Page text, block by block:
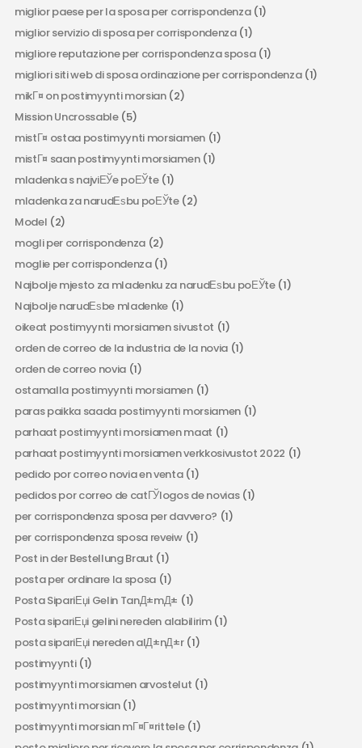
miglior paese per la sposa per corrispondenza(1)
miglior servizio di sposa per corrispondenza(1)
migliore reputazione per corrispondenza sposa(1)
migliori siti web di sposa ordinazione per corrispondenza(1)
mikГ¤ on postimyynti morsian(2)
Mission Uncrossable(5)
mistГ¤ ostaa postimyynti morsiamen(1)
mistГ¤ saan postimyynti morsiamen(1)
mladenka s najviЕЎe poЕЎte(1)
mladenka za narudЕѕbu poЕЎte(2)
Model (2)
mogli per corrispondenza (2)
moglie per corrispondenza(1)
Najbolje mjesto za mladenku za narudЕѕbu poЕЎte(1)
Najbolje narudЕѕbe mladenke (1)
oikeat postimyynti morsiamen sivustot (1)
orden de correo de la industria de la novia(1)
orden de correo novia (1)
ostamalla postimyynti morsiamen(1)
paras paikka saada postimyynti morsiamen(1)
parhaat postimyynti morsiamen maat (1)
parhaat postimyynti morsiamen verkkosivustot 2022 (1)
pedido por correo novia en venta(1)
pedidos por correo de catГЎlogos de novias(1)
per corrispondenza sposa per davvero? (1)
per corrispondenza sposa reveiw(1)
Post in der Bestellung Braut (1)
posta per ordinare la sposa (1)
Posta SipariЕџi Gelin TanД±mД± (1)
Posta sipariЕџi gelini nereden alabilirim(1)
posta sipariЕџi nereden alД±nД±r(1)
postimyynti(1)
postimyynti morsiamen arvostelut (1)
postimyynti morsian(1)
postimyynti morsian mГ¤Г¤rittele(1)